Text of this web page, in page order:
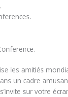
les amitiés
un cadre
sur votre